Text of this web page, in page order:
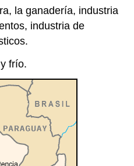
la ganadería, industria
industria de
frío.